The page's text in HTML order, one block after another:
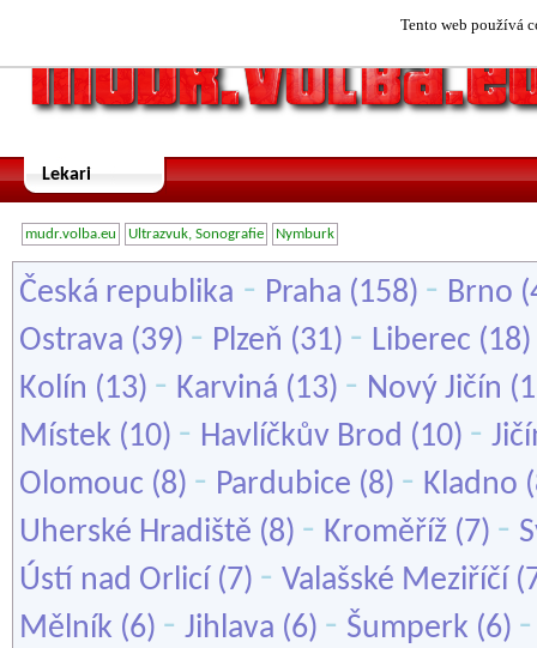
Tento web používá
Lekari
mudr.volba.eu Ultrazvuk, Sonografie Nymburk
Česká republika - Praha (158) - Brno
Ostrava (39) - Plzeň (31) - Liberec (18)
Kolín (13) - Karviná (13) - Nový Jičín
Místek (10) - Havlíčkův Brod (10) -
Olomouc (8) - Pardubice (8) - Kladno
Uherské Hradiště (8) - Kroměříž (7) -
Ústí nad Orlicí (7) - Valašské Meziříčí
Mělník (6) - Jihlava (6) - Šumperk (6)